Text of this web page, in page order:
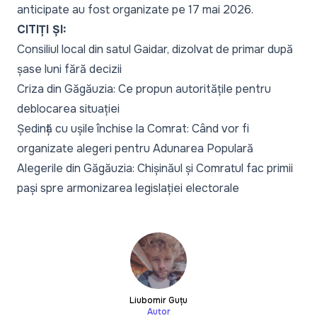
anticipate au fost organizate pe 17 mai 2026.
CITIȚI ȘI:
Consiliul local din satul Gaidar, dizolvat de primar după
șase luni fără decizii
Criza din Găgăuzia: Ce propun autoritățile pentru
deblocarea situației
Ședință cu ușile închise la Comrat: Când vor fi
organizate alegeri pentru Adunarea Populară
Alegerile din Găgăuzia: Chișinăul și Comratul fac primii
pași spre armonizarea legislației electorale
Liubomir Guțu
Autor